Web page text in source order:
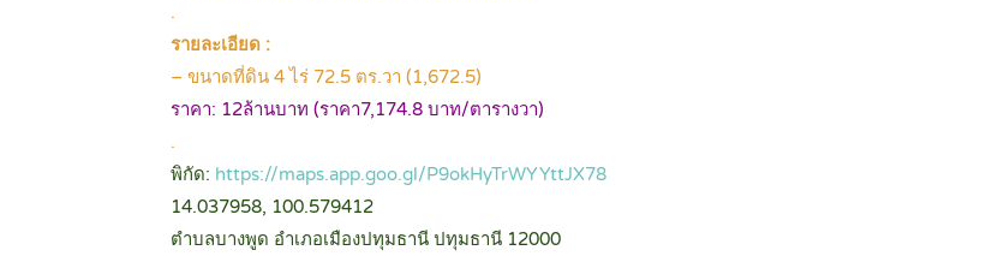
.
รายละเอียด :
– ขนาดที่ดิน 4 ไร่ 72.5 ตร.วา (1,672.5)
ราคา: 12ล้านบาท (ราคา7,174.8 บาท/ตารางวา)
.
พิกัด: https://maps.app.goo.gl/P9okHyTrWYYttJX78
14.037958, 100.579412
ตำบลบางพูด อำเภอเมืองปทุมธานี ปทุมธานี 12000